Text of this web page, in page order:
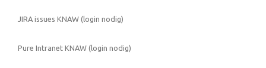
JIRA issues KNAW (login nodig)
Pure Intranet KNAW (login nodig)